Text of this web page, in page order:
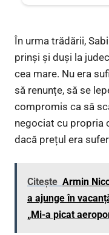
În urma trădării,
prinși și duși la
cea mare. Nu era
să renunțe, să se
compromis ca să
negociat cu propria
dacă prețul era
Citește Armin
a ajunge în
„Mi-a picat